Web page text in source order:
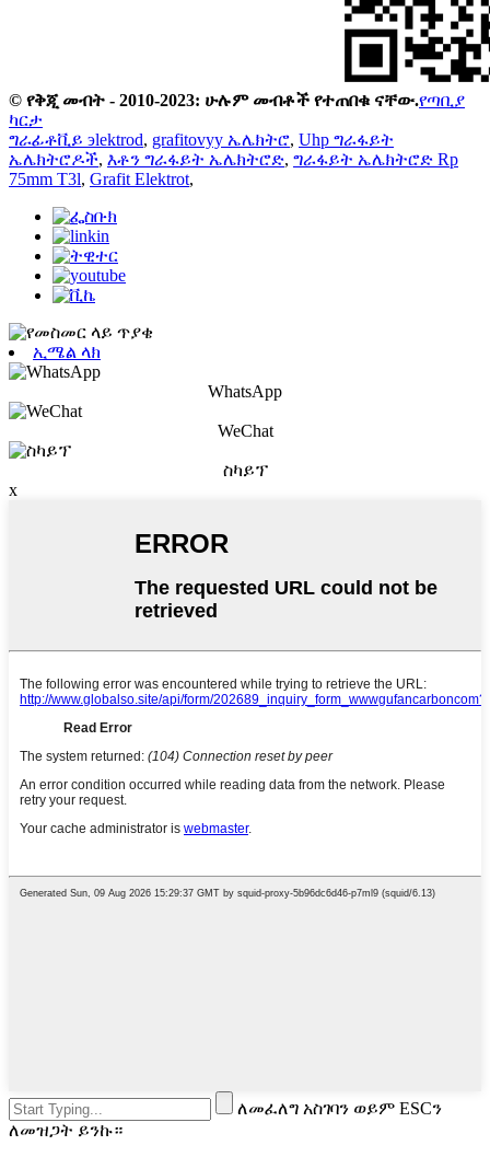
© የቅጂ መብት - 2010-2023: ሁሉም መብቶች የተጠበቁ ናቸው.የጣቢያ
ካርታ
ግራፊቶቪይ эlektrod, grafitovyy ኤሌክትሮ, Uhp ግራፋይት
ኤሌክትሮዶች, እቶን ግራፋይት ኤሌክትሮድ, ግራፋይት ኤሌክትሮድ Rp
75mm T3l, Grafit Elektrot,
ኢሜል ላክ
WhatsApp
WeChat
ስካይፕ
x
ለመፈለግ አስገባን ወይም ESCን
ለመዝጋት ይንኩ።